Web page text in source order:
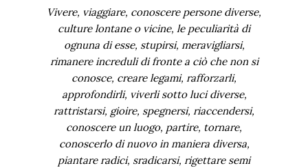
Vivere, viaggiare, conoscere persone diverse,
culture lontane o vicine, le peculiarità di
ognuna di esse, stupirsi, meravigliarsi,
rimanere increduli di fronte a ciò che non si
conosce, creare legami, rafforzarli,
approfondirli, viverli sotto luci diverse,
rattristarsi, gioire, spegnersi, riaccendersi,
conoscere un luogo, partire, tornare,
conoscerlo di nuovo in maniera diversa,
piantare radici, sradicarsi, rigettare semi